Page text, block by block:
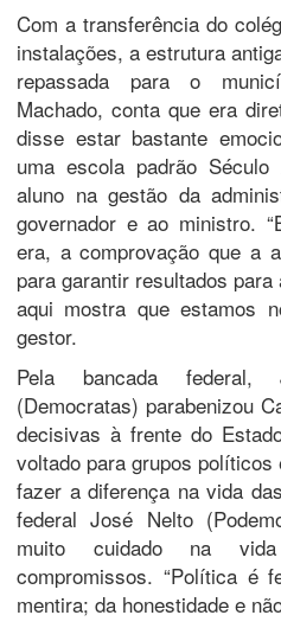
Com a transferência do
instalações, a estrutura
repassada para o
Machado, conta que era
disse estar bastante
uma escola padrão
aluno na gestão da
governador e ao ministro.
era, a comprovação que a
para garantir resultados
aqui mostra que estamos
gestor.
Pela bancada federal,
(Democratas) parabenizou
decisivas à frente do
voltado para grupos
fazer a diferença na vida
federal José Nelto
muito cuidado na
compromissos. “Política é
mentira; da honestidade e